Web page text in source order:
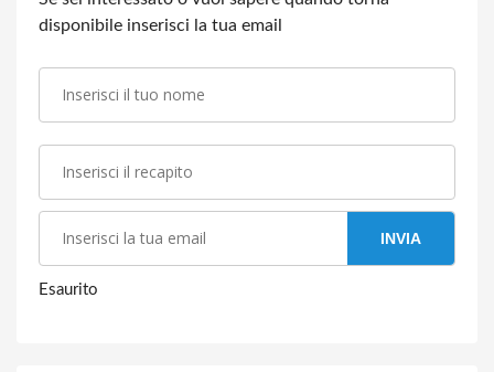
disponibile inserisci la tua email
INVIA
Esaurito